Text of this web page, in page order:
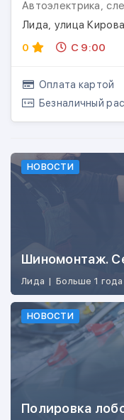
Автоэлектрика,
Лида, улица
0
С 9:00
Оплата картой
Безналичный
НОВОСТИ
Шиномонтаж.
Лида | Больше 1 года
НОВОСТИ
Полировка